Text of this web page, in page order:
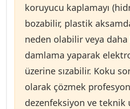
koruyucu kaplamayı
bozabilir, plastik
neden olabilir veya
damlama yaparak
üzerine sızabilir. Koku
olarak çözmek
dezenfeksiyon ve teknik